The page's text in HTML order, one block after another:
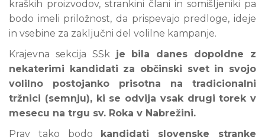
kraških proizvodov, strankini člani in somišljeniki pa
bodo imeli priložnost, da prispevajo predloge, ideje
in vsebine za zaključni del volilne kampanje.
Krajevna sekcija SSk je bila danes dopoldne z
nekaterimi kandidati za občinski svet in svojo
volilno postojanko prisotna na tradicionalni
tržnici (semnju), ki se odvija vsak drugi torek v
mesecu na trgu sv. Roka v Nabrežini.
Prav tako bodo kandidati slovenske stranke